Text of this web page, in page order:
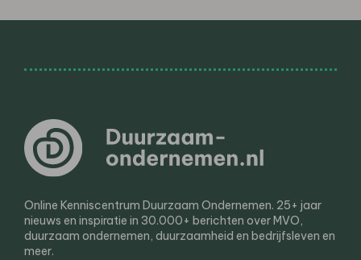
Online Kenniscentrum Duurzaam Ondernemen. 25+ jaar
nieuws en inspiratie in 30.000+ berichten over MVO,
duurzaam ondernemen, duurzaamheid en bedrijfsleven en
meer.